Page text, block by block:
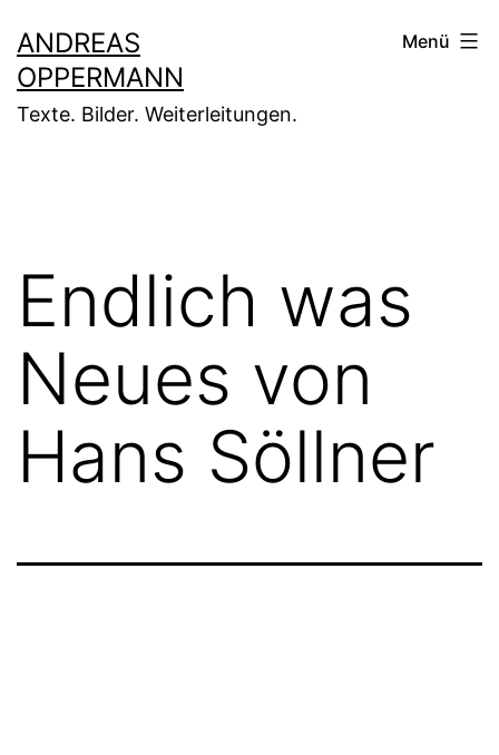
Inhalt
springen
ANDREAS
OPPERMANN
Texte. Bilder. Weiterleitungen.
Menü
Endlich was
Neues von
Hans Söllner